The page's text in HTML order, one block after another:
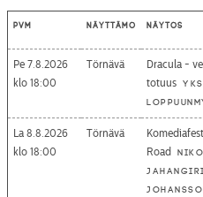
Pvm Näyttämö Näytös
Pe 7.8.2026
18:00
Törnävä
Dracula -
totuus
La 8.8.2026
18:00
Törnävä
Road